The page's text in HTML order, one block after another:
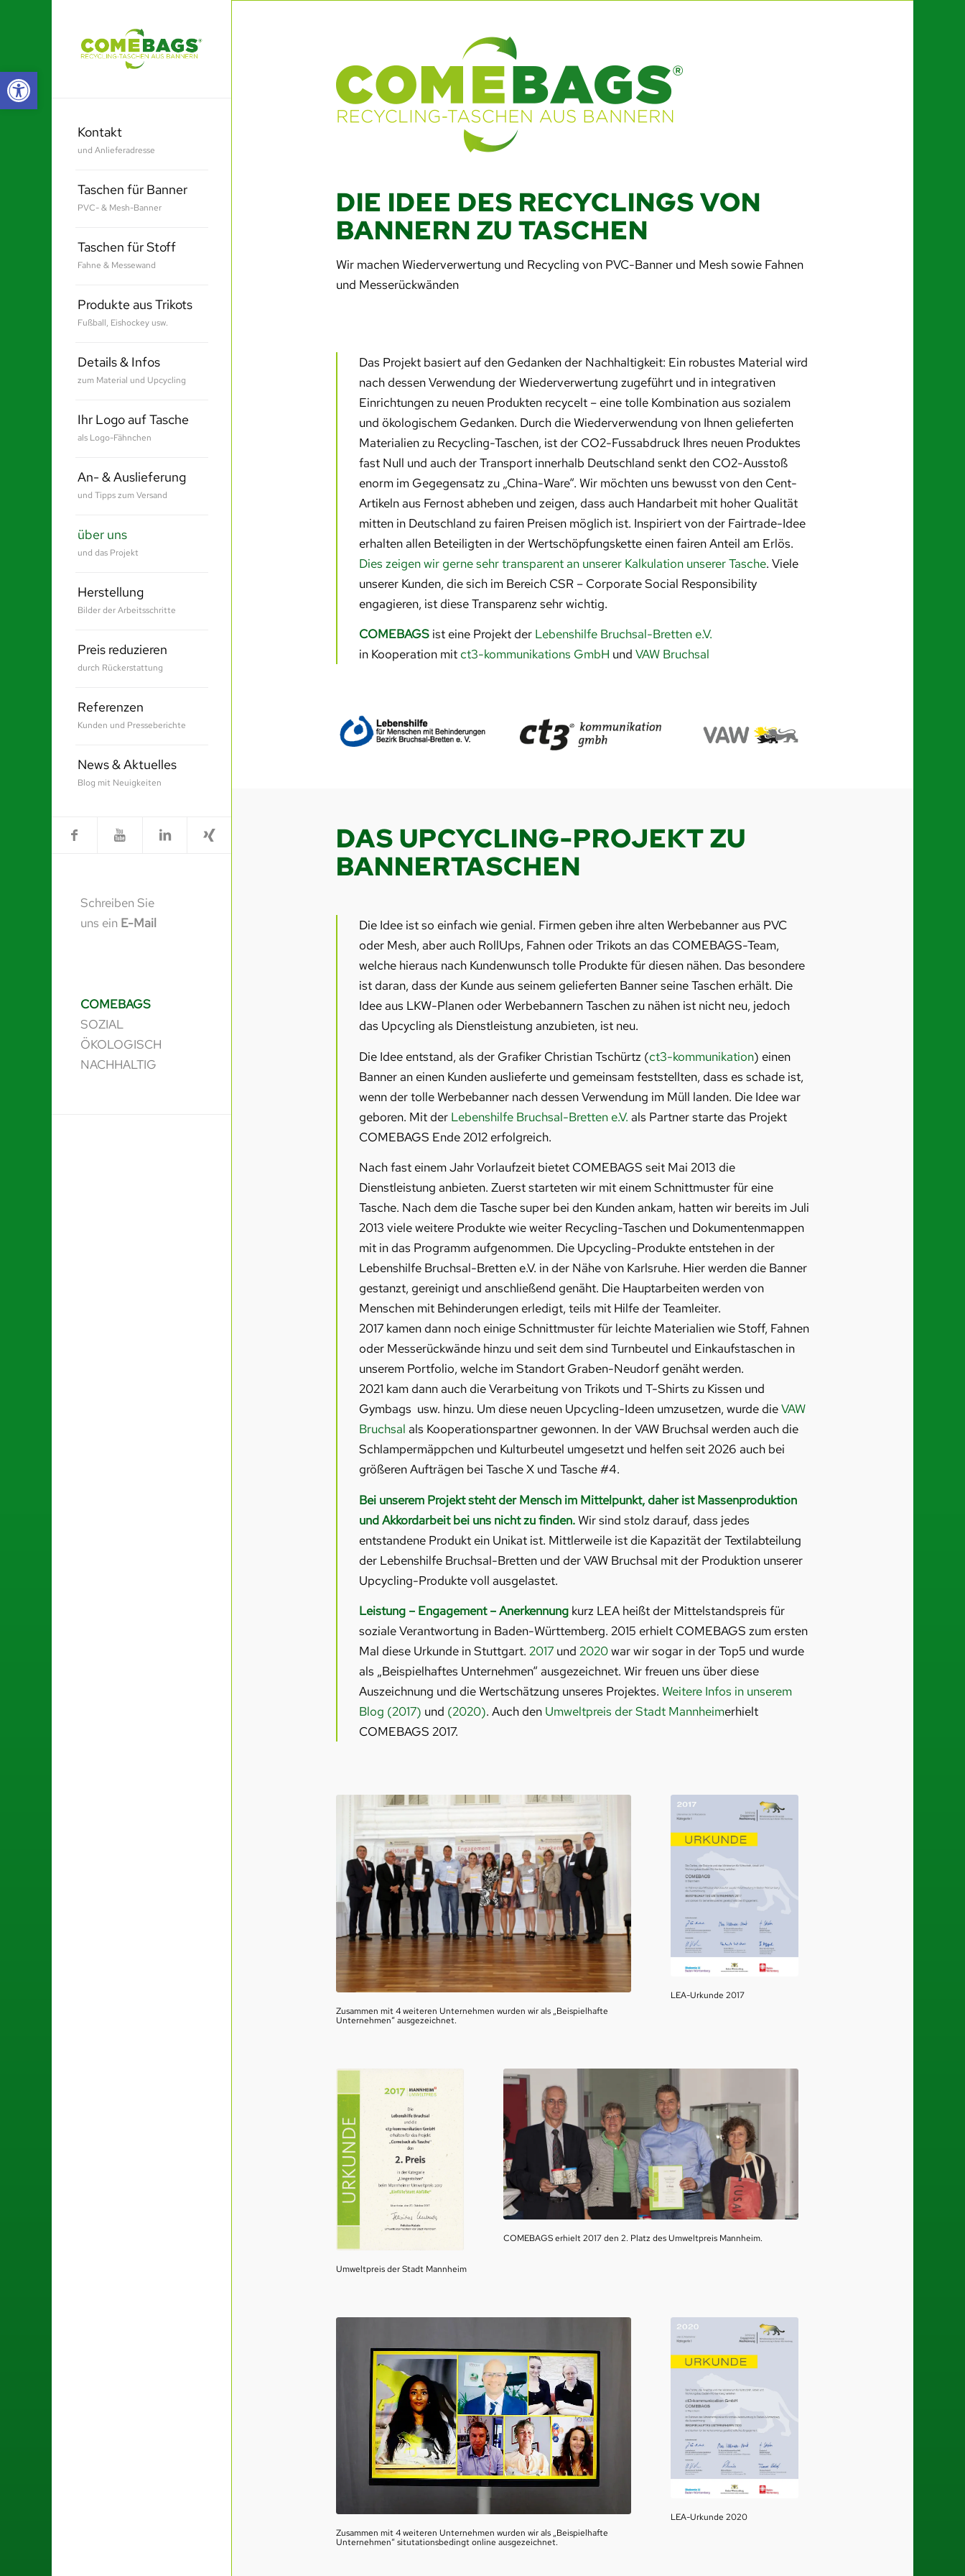
Werkzeugleiste öffnen
Kontakt
und Anlieferadresse
Taschen für Banner
PVC- & Mesh-Banner
Taschen für Stoff
Fahne & Messewand
Produkte aus Trikots
Fußball, Eishockey usw.
Details & Infos
zum Material und Upcycling
Ihr Logo auf Tasche
als Logo-Fähnchen
An- & Auslieferung
und Tipps zum Versand
über uns
und das Projekt
Herstellung
Bilder der Arbeitsschritte
Preis reduzieren
durch Rückerstattung
Referenzen
Kunden und Presseberichte
News & Aktuelles
Blog mit Neuigkeiten
Schreiben Sie
uns ein E-Mail
COMEBAGS
SOZIAL
ÖKOLOGISCH
NACHHALTIG
DIE IDEE DES RECYCLINGS VON
BANNERN ZU TASCHEN
Wir machen Wiederverwertung und Recycling von PVC-Banner und Mesh sowie Fahnen
und Messerückwänden
Das Projekt basiert auf den Gedanken der Nachhaltigkeit: Ein robustes Material wird
nach dessen Verwendung der Wiederverwertung zugeführt und in integrativen
Einrichtungen zu neuen Produkten recycelt – eine tolle Kombination aus sozialem
und ökologischem Gedanken. Durch die Wiederverwendung von Ihnen gelieferten
Materialien zu Recycling-Taschen, ist der CO2-Fussabdruck Ihres neuen Produktes
fast Null und auch der Transport innerhalb Deutschland senkt den CO2-Ausstoß
enorm im Gegegensatz zu „China-Ware“. Wir möchten uns bewusst von den Cent-
Artikeln aus Fernost abheben und zeigen, dass auch Handarbeit mit hoher Qualität
mitten in Deutschland zu fairen Preisen möglich ist. Inspiriert von der Fairtrade-Idee
erhalten allen Beteiligten in der Wertschöpfungskette einen fairen Anteil am Erlös.
Dies zeigen wir gerne sehr transparent an unserer Kalkulation unserer Tasche. Viele
unserer Kunden, die sich im Bereich CSR – Corporate Social Responsibility
engagieren, ist diese Transparenz sehr wichtig.
COMEBAGSist eine Projekt der Lebenshilfe Bruchsal-Bretten e.V.
in Kooperation mit ct3-kommunikations GmbH und VAW Bruchsal
DAS UPCYCLING-PROJEKT ZU
BANNERTASCHEN
Die Idee ist so einfach wie genial. Firmen geben ihre alten Werbebanner aus PVC
oder Mesh, aber auch RollUps, Fahnen oder Trikots an das COMEBAGS-Team,
welche hieraus nach Kundenwunsch tolle Produkte für diesen nähen. Das besondere
ist daran, dass der Kunde aus seinem gelieferten Banner seine Taschen erhält. Die
Idee aus LKW-Planen oder Werbebannern Taschen zu nähen ist nicht neu, jedoch
das Upcycling als Dienstleistung anzubieten, ist neu.
Die Idee entstand, als der Grafiker Christian Tschürtz (ct3-kommunikation) einen
Banner an einen Kunden auslieferte und gemeinsam feststellten, dass es schade ist,
wenn der tolle Werbebanner nach dessen Verwendung im Müll landen. Die Idee war
geboren. Mit der Lebenshilfe Bruchsal-Bretten e.V. als Partner starte das Projekt
COMEBAGS Ende 2012 erfolgreich.
Nach fast einem Jahr Vorlaufzeit bietet COMEBAGS seit Mai 2013 die
Dienstleistung anbieten. Zuerst starteten wir mit einem Schnittmuster für eine
Tasche. Nach dem die Tasche super bei den Kunden ankam, hatten wir bereits im Juli
2013 viele weitere Produkte wie weiter Recycling-Taschen und Dokumentenmappen
mit in das Programm aufgenommen. Die Upcycling-Produkte entstehen in der
Lebenshilfe Bruchsal-Bretten e.V. in der Nähe von Karlsruhe. Hier werden die Banner
gestanzt, gereinigt und anschließend genäht. Die Hauptarbeiten werden von
Menschen mit Behinderungen erledigt, teils mit Hilfe der Teamleiter.
2017 kamen dann noch einige Schnittmuster für leichte Materialien wie Stoff, Fahnen
oder Messerückwände hinzu und seit dem sind Turnbeutel und Einkaufstaschen in
unserem Portfolio, welche im Standort Graben-Neudorf genäht werden.
2021 kam dann auch die Verarbeitung von Trikots und T-Shirts zu Kissen und
Gymbags usw. hinzu. Um diese neuen Upcycling-Ideen umzusetzen, wurde dieVAW
Bruchsal als Kooperationspartner gewonnen. In der VAW Bruchsal werden auch die
Schlampermäppchen und Kulturbeutel umgesetzt und helfen seit 2026 auch bei
größeren Aufträgen bei Tasche X und Tasche #4.
Bei unserem Projekt steht der Mensch im Mittelpunkt, daher ist Massenproduktion
und Akkordarbeit bei uns nicht zu finden.Wir sind stolz darauf, dass jedes
entstandene Produkt ein Unikat ist. Mittlerweile ist die Kapazität der Textilabteilung
der Lebenshilfe Bruchsal-Bretten und der VAW Bruchsal mit der Produktion unserer
Upcycling-Produkte voll ausgelastet.
Leistung – Engagement – Anerkennungkurz LEA heißt der Mittelstandspreis für
soziale Verantwortung in Baden-Württemberg. 2015 erhielt COMEBAGS zum ersten
Mal diese Urkunde in Stuttgart. 2017und 2020war wir sogar in der Top5 und wurde
als „Beispielhaftes Unternehmen“ ausgezeichnet. Wir freuen uns über diese
Auszeichnung und die Wertschätzung unseres Projektes. Weitere Infos in unserem
Blog (2017) und (2020). Auch den Umweltpreis der Stadt Mannheimerhielt
COMEBAGS 2017.
Zusammen mit 4 weiteren Unternehmen wurden wir als „Beispielhafte
Unternehmen“ ausgezeichnet.
LEA-Urkunde 2017
Umweltpreis der Stadt Mannheim
COMEBAGS erhielt 2017 den 2. Platz des Umweltpreis Mannheim.
Zusammen mit 4 weiteren Unternehmen wurden wir als „Beispielhafte
Unternehmen“ situtationsbedingt online ausgezeichnet.
LEA-Urkunde 2020